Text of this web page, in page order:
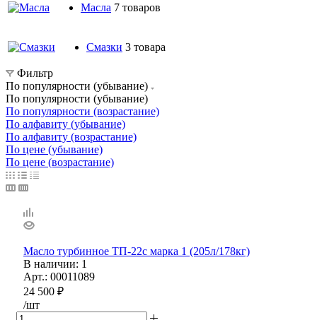
Масла 7 товаров
Смазки 3 товара
Фильтр
По популярности (убывание)
По популярности (убывание)
По популярности (возрастание)
По алфавиту (убывание)
По алфавиту (возрастание)
По цене (убывание)
По цене (возрастание)
Масло турбинное ТП-22с марка 1 (205л/178кг)
В наличии: 1
Арт.: 00011089
24 500 ₽
/шт